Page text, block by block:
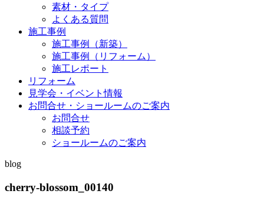
素材・タイプ
よくある質問
施工事例
施工事例（新築）
施工事例（リフォーム）
施工レポート
リフォーム
見学会・イベント情報
お問合せ・ショールームのご案内
お問合せ
相談予約
ショールームのご案内
blog
cherry-blossom_00140